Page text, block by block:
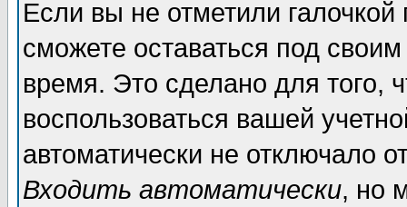
Если вы не отметили галочкой
сможете оставаться под
время. Это сделано для того,
воспользоваться вашей
автоматически не отключало
Входить автоматически, но